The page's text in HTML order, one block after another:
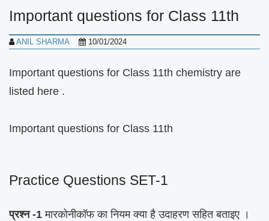
Important questions for Class 11th
ANIL SHARMA 10/01/2024
Important questions for Class 11th chemistry are
listed here .
Important questions for Class 11th
Practice Questions SET-1
प्रश्न -1 मारकोनीकॉफ का नियम क्या है उदाहरण सहित बताइए ।